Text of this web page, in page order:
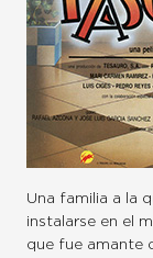
Una familia a la
instalarse en el
que fue amante